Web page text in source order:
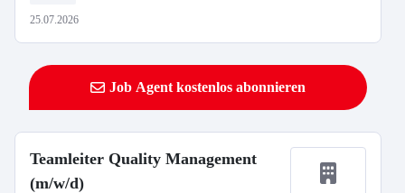
25.07.2026
Job Agent kostenlos abonnieren
Teamleiter Quality Management
(m/w/d)